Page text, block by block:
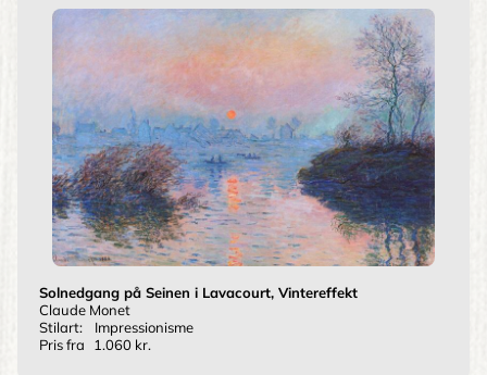
Solnedgang på Seinen i Lavacourt, Vintereffekt
Claude Monet
Stilart:
Impressionisme
Pris fra
1.060 kr.